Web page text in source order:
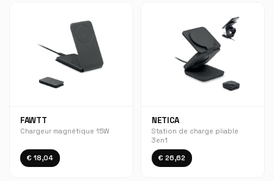
FAWTT
Chargeur magnétique 15W
€ 18,04
NETICA
Station de charge pliable
3en1
€ 26,62